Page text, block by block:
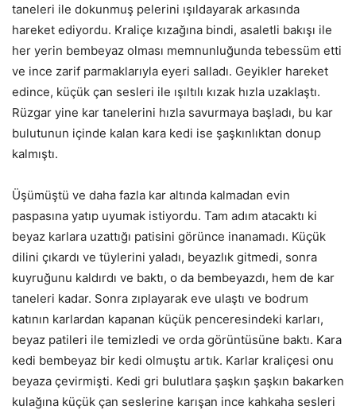
taneleri ile dokunmuş pelerini ışıldayarak arkasında
hareket ediyordu. Kraliçe kızağına bindi, asaletli bakışı ile
her yerin bembeyaz olması memnunluğunda tebessüm etti
ve ince zarif parmaklarıyla eyeri salladı. Geyikler hareket
edince, küçük çan sesleri ile ışıltılı kızak hızla uzaklaştı.
Rüzgar yine kar tanelerini hızla savurmaya başladı, bu kar
bulutunun içinde kalan kara kedi ise şaşkınlıktan donup
kalmıştı.
Üşümüştü ve daha fazla kar altında kalmadan evin
paspasına yatıp uyumak istiyordu. Tam adım atacaktı ki
beyaz karlara uzattığı patisini görünce inanamadı. Küçük
dilini çıkardı ve tüylerini yaladı, beyazlık gitmedi, sonra
kuyruğunu kaldırdı ve baktı, o da bembeyazdı, hem de kar
taneleri kadar. Sonra zıplayarak eve ulaştı ve bodrum
katının karlardan kapanan küçük penceresindeki karları,
beyaz patileri ile temizledi ve orda görüntüsüne baktı. Kara
kedi bembeyaz bir kedi olmuştu artık. Karlar kraliçesi onu
beyaza çevirmişti. Kedi gri bulutlara şaşkın şaşkın bakarken
kulağına küçük çan seslerine karışan ince kahkaha sesleri